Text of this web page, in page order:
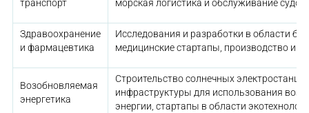
транспорт
морская логистика и обслуживание судов.
Здравоохранение
и фармацевтика
Исследования и разработки в области
медицинские стартапы, производство и
Возобновляемая
энергетика
Строительство солнечных
инфраструктуры для использования
энергии, стартапы в области